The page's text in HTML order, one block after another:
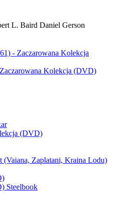
L. Baird Daniel Gerson
- Zaczarowana Kolekcja
Kolekcja (DVD)
(DVD)
(Vaiana, Zaplatani, Kraina Lodu)
Steelbook